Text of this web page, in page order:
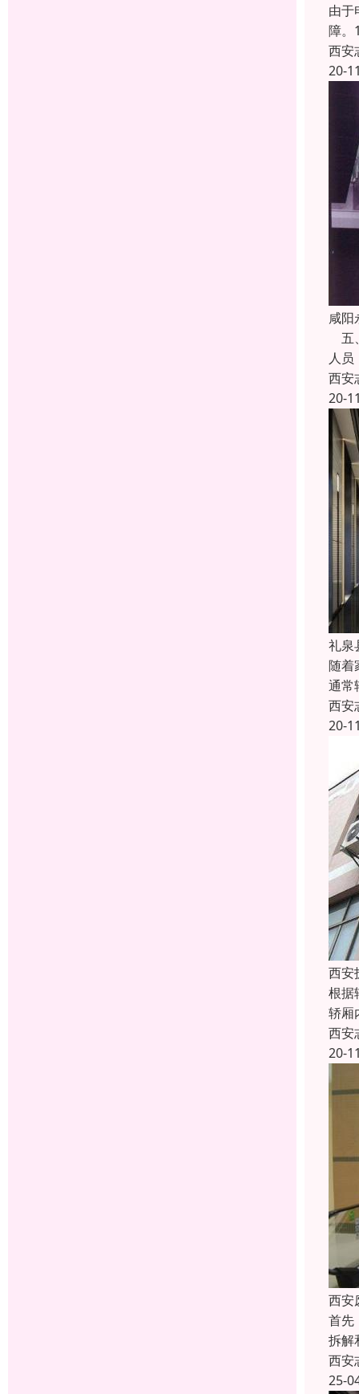
由于
障。
西安
20-
咸阳
五
人
西安
20-
礼泉
随着
通常
西安
20-
西安
根据
轿厢
西安
20-
西安
首先
拆解
西安
25-